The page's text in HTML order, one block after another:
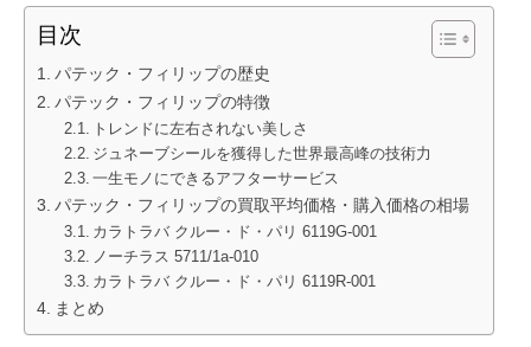
目次
パテック・フィリップの歴史
パテック・フィリップの特徴
トレンドに左右されない美しさ
ジュネーブシールを獲得した世界最高峰の技術力
一生モノにできるアフターサービス
パテック・フィリップの買取平均価格・購入価格の相場
カラトラバ クルー・ド・パリ 6119G-001
ノーチラス 5711/1a-010
カラトラバ クルー・ド・パリ 6119R-001
まとめ